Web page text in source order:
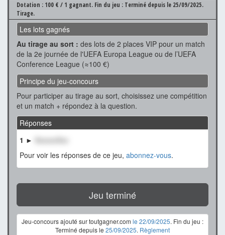
Dotation : 100 € / 1 gagnant. Fin du jeu : Terminé depuis le 25/09/2025.
Tirage.
Les lots gagnés
Au tirage au sort : des lots de 2 places VIP pour un match
de la 2e journée de l'UEFA Europa League ou de l’UEFA
Conference League (≈100 €)
Principe du jeu-concours
Pour participer au tirage au sort, choisissez une compétition
et un match + répondez à la question.
Réponses
1 ►
Pour voir les réponses de ce jeu, abonnez-vous.
Jeu terminé
Jeu-concours ajouté sur toutgagner.com le 22/09/2025. Fin du jeu :
Terminé depuis le 25/09/2025. Règlement